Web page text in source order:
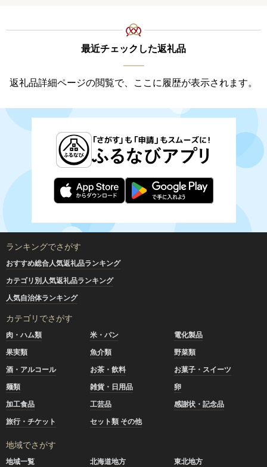
最近チェックした返礼品
返礼品詳細ページの閲覧で、ここに履歴が表示されます。
ランキングでさがす
おすすめ総合人気返礼品ランキング
カテゴリ別人気返礼品ランキング
人気自治体ランキング
カテゴリでさがす
肉・ハム類 米・パン
電化製品
果実類
魚介類
野菜類
酒・アルコール
お茶・飲料
お菓子・スイーツ
麺類
雑貨・日用品
卵
加工食品
工芸品
感謝状・記念品
旅行・チケット
セット類 その他
地域でさがす
地域一覧 北海道地方
東北地方